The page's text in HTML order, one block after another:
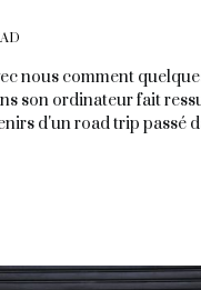
nous comment
son ordinateur fait
d'un road trip passé